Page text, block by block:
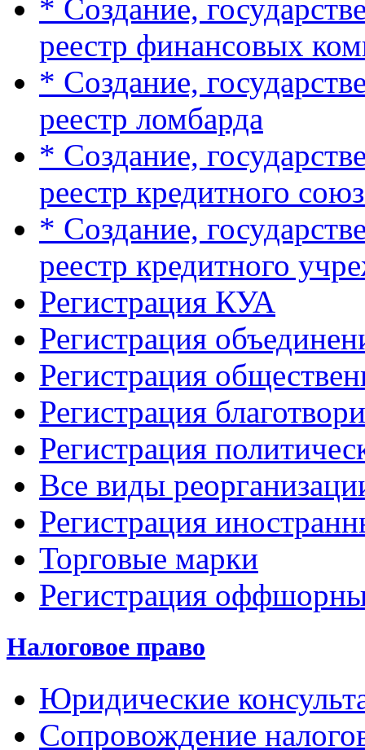
* Создание,
реестр финансовых
* Создание,
реестр ломбарда
* Создание,
реестр кредитного
* Создание,
реестр кредитного
Регистрация КУА
Регистрация
Регистрация
Регистрация
Регистрация
Все виды
Регистрация
Торговые марки
Регистрация
Налоговое право
Юридические
Сопровождение